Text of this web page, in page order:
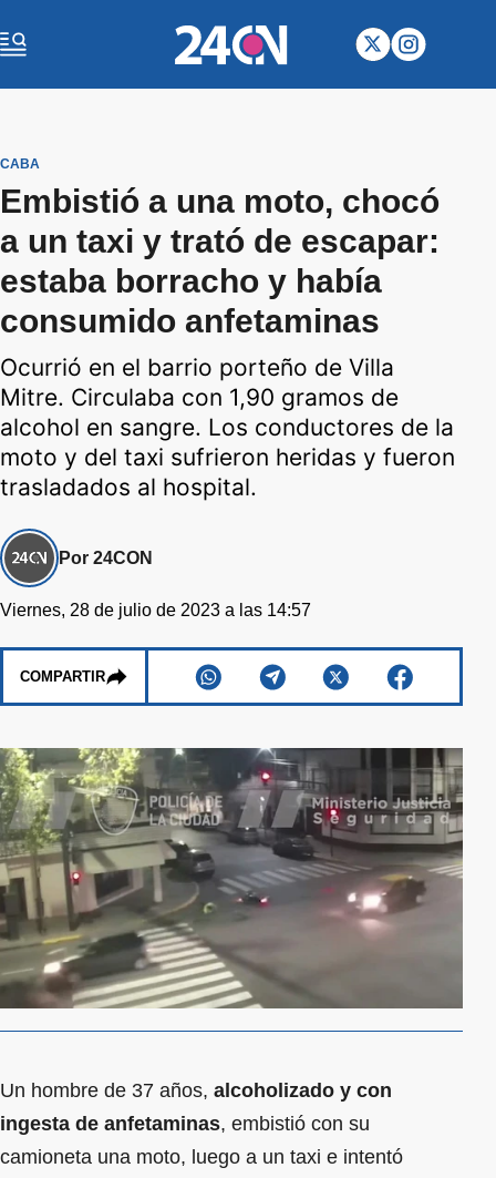
CABA
Embistió a una moto, chocó
a un taxi y trató de escapar:
estaba borracho y había
consumido anfetaminas
Ocurrió en el barrio porteño de Villa
Mitre. Circulaba con 1,90 gramos de
alcohol en sangre. Los conductores de la
moto y del taxi sufrieron heridas y fueron
trasladados al hospital.
Por 24CON
Viernes, 28 de julio de 2023 a las 14:57
COMPARTIR
Un hombre de 37 años, alcoholizado y con
ingesta de anfetaminas, embistió con su
camioneta una moto, luego a un taxi e intentó